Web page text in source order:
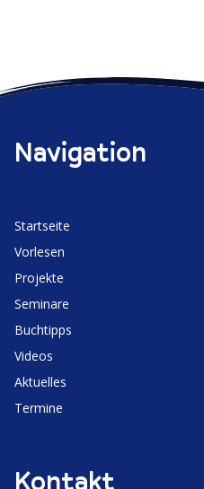
Navigation
Start­seite
Vorlesen
Projekte
Seminare
Buchtipps
Videos
Aktuelles
Termine
Kontakt